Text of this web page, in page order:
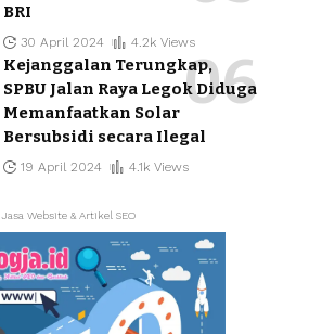
BRI
30 April 2024 4.2k Views
Kejanggalan Terungkap,
SPBU Jalan Raya Legok Diduga
Memanfaatkan Solar
Bersubsidi secara Ilegal
19 April 2024 4.1k Views
Jasa Website & Artikel SEO